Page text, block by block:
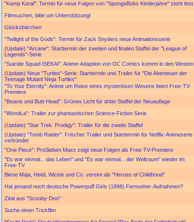
"Kamp Koral": Termin für neue Folgen von "SpongeBobs Kinderjahre" steht fest
Filmsuchen, bitte um Unterstützung!
Glücksbärchen
"Twilight of the Gods": Termin für Zack Snyders neue Animationsserie
(Update) "Arcane": Starttermin der zweiten und finalen Staffel der "League of
Legends"-Serie
"Suicide Squad ISEKAI": Anime-Adaption von DC Comics kommt in den Westen
(Update) Neue "Turtles"-Serie: Starttermin und Trailer für "Die Abenteuer der
Teenage Mutant Ninja Turtles"
"To Your Eternity": Anime um Reise eines mysteriösen Wesens feiert Free-TV-
Premiere
"Beavis und Butt-Head": Grünes Licht für dritte Staffel der Neuauflage
"WondLa": Trailer zur phantastischen Science-Fiction-Serie
(Update) "Star Trek: Prodigy": Trailer für die zweite Staffel
(Update) "Tomb Raider": Frischer Trailer und Starttermin für Netflix-Animeserie
verkündet
"One Piece": ProSieben Maxx zeigt neue Folgen als Free-TV-Premiere
"Es war einmal... das Leben" und "Es war einmal... der Weltraum" wieder im
Free-TV
Biene Maja, Heidi, Wickie und Co. vereint als "Heroes of Childhood"
Hat jemand noch deutsche Powerpuff Girls (1998) Fernseher-Aufnahmen?
Zitat aus "Scooby-Doo"
Suche einen Trickfilm